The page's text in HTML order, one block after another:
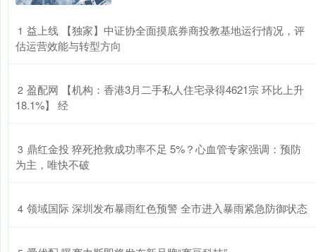
1 ​益上线 【独家】中证协全面摸底券商投教基地运行情况，评
估运营效能与转型方向
2 ​盈配网 【机构：香港3月二手私人住宅录得4621宗 环比上升
18.1%】 经
3 ​鼎红金投 猝死抢救成功率不足 5%？心血管专家强调：预防
为主，唯快不破
4 ​领域国际 深圳发布暴雨红色预警 全市进入暴雨紧急防御状态